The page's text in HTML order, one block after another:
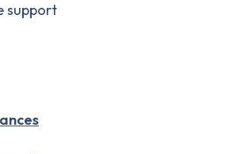
support